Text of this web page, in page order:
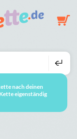
nach deinen
eigenständig